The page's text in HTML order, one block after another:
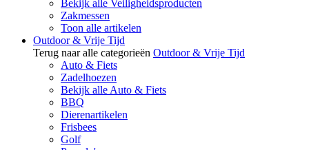
Bekijk alle Veiligheidsproducten
Zakmessen
Toon alle artikelen
Outdoor & Vrije Tijd
Terug naar alle categorieën Outdoor & Vrije Tijd
Auto & Fiets
Zadelhoezen
Bekijk alle Auto & Fiets
BBQ
Dierenartikelen
Frisbees
Golf